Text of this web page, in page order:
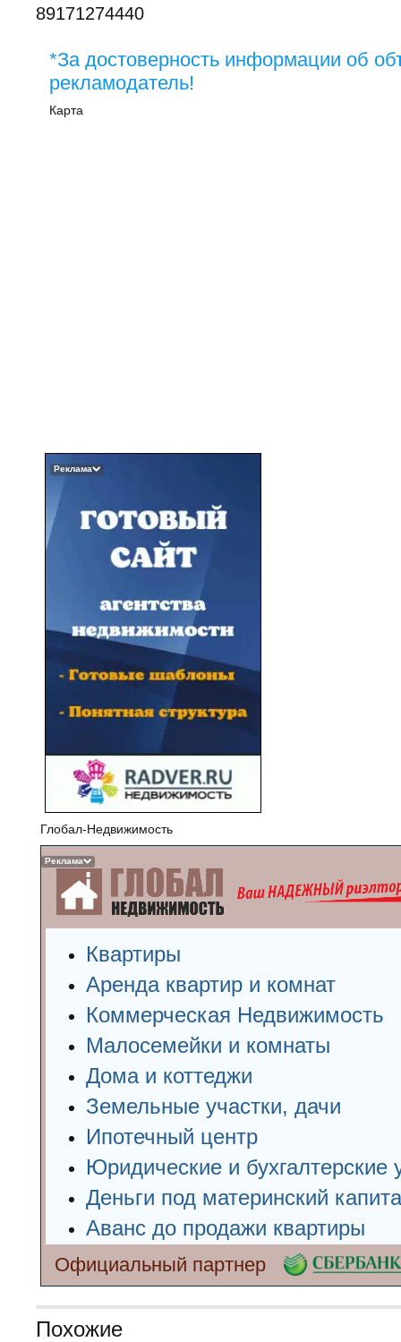
89171274440
*За достоверность информации об
рекламодатель!
Карта
Реклама
Реклама
Глобал-Недвижимость
Квартиры
Аренда квартир и комнат
Коммерческая Недвижимость
Малосемейки и комнаты
Дома и коттеджи
Земельные участки, дачи
Ипотечный центр
Юридические и бухгалтерские
Деньги под материнский
Аванс до продажи квартиры
Официальный партнер
Похожие